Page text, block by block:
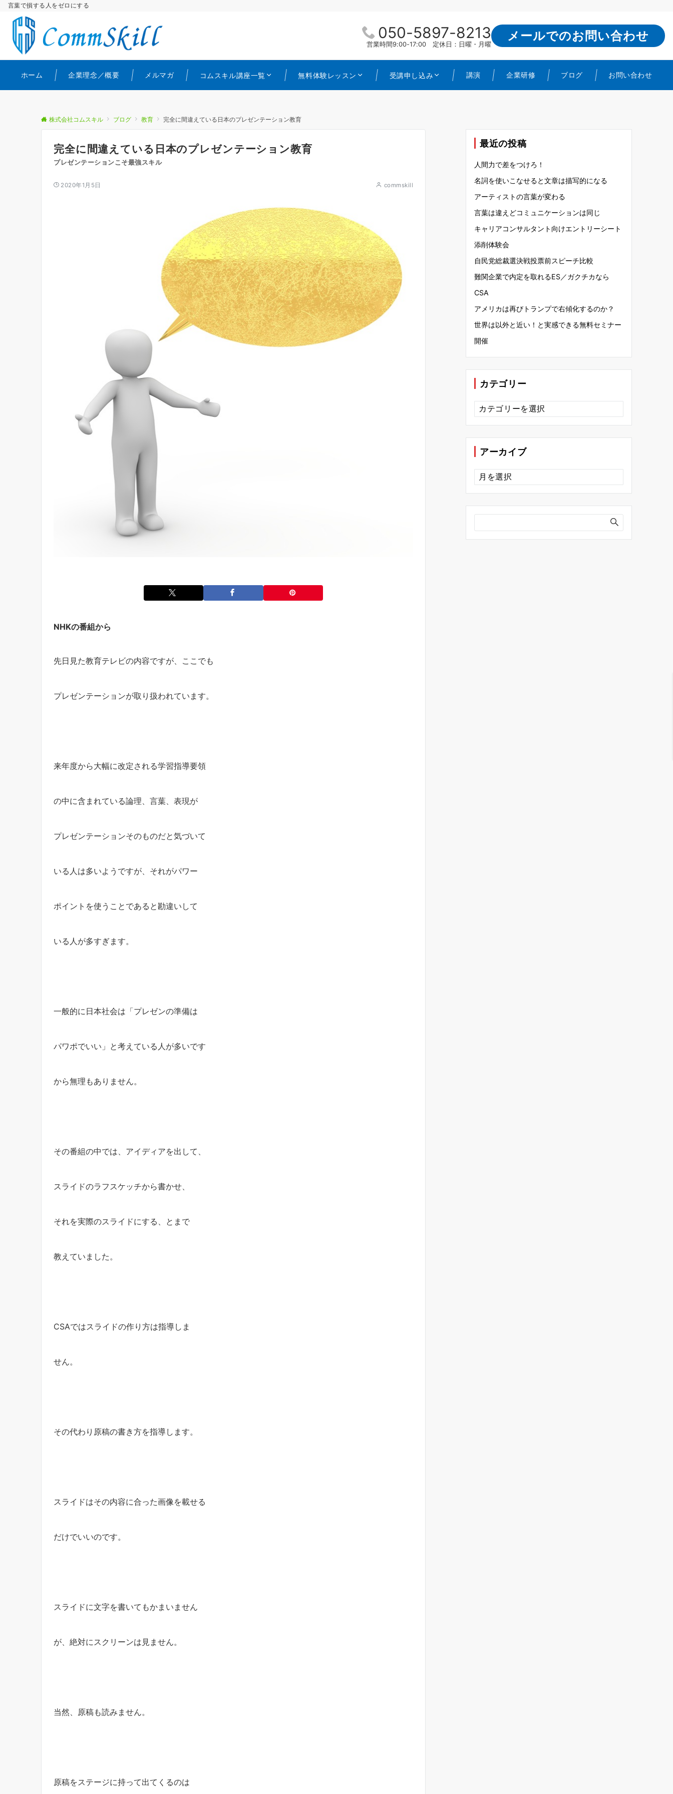
言葉で損する人をゼロにする
050-5897-8213
営業時間9:00-17:00 定休日：日曜・月曜
メールでのお問い合わせ
ホーム 企業理念／概要 メルマガ コムスキル講座一覧 無料体験レッスン 受講申し込み 講演 企業研修 ブログ お問い合わせ
株式会社コムスキル ブログ 教育 完全に間違えている日本のプレゼンテーション教育
完全に間違えている日本のプレゼンテーション教育
プレゼンテーションこそ最強スキル
2020年1月5日 commskill
NHKの番組から
先日見た教育テレビの内容ですが、ここでも
プレゼンテーションが取り扱われています。
来年度から大幅に改定される学習指導要領
の中に含まれている論理、言葉、表現が
プレゼンテーションそのものだと気づいて
いる人は多いようですが、それがパワー
ポイントを使うことであると勘違いして
いる人が多すぎます。
一般的に日本社会は「プレゼンの準備は
パワポでいい」と考えている人が多いです
から無理もありません。
その番組の中では、アイディアを出して、
スライドのラフスケッチから書かせ、
それを実際のスライドにする、とまで
教えていました。
CSAではスライドの作り方は指導しま
せん。
その代わり原稿の書き方を指導します。
スライドはその内容に合った画像を載せる
だけでいいのです。
スライドに文字を書いてもかまいません
が、絶対にスクリーンは見ません。
当然、原稿も読みません。
原稿をステージに持って出てくるのは
最近の投稿
人間力で差をつけろ！
名詞を使いこなせると文章は描写的になる
アーティストの言葉が変わる
言葉は違えどコミュニケーションは同じ
キャリアコンサルタント向けエントリーシート
添削体験会
自民党総裁選決戦投票前スピーチ比較
難関企業で内定を取れるES／ガクチカなら
CSA
アメリカは再びトランプで右傾化するのか？
世界は以外と近い！と実感できる無料セミナー
開催
カテゴリー
カ
テ
ゴ
ー
アーカイブ
ア
ー
カ
ブ